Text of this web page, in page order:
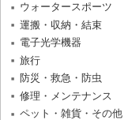
ウォータースポーツ
運搬・収納・結束
電子光学機器
旅行
防災・救急・防虫
修理・メンテナンス
ペット・雑貨・その他